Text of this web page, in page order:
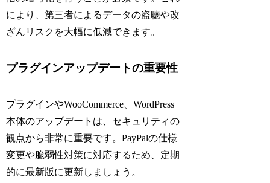
により、第三者によるデータの盗聴や改
ざんリスクを大幅に低減できます。
プラグインアップデートの重要性
プラグインやWooCommerce、WordPress
本体のアップデートは、セキュリティの
観点から非常に重要です。PayPalの仕様
変更や脆弱性対策に対応するため、定期
的に最新版に更新しましょう。